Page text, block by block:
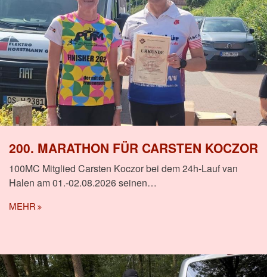
200. MARATHON FÜR CARSTEN KOCZOR
100MC Mitglied Carsten Koczor bei dem 24h-Lauf van
Halen am 01.-02.08.2026 seinen…
MEHR